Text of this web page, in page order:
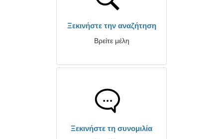
Ξεκινήστε την αναζήτηση
Βρείτε μέλη
Ξεκινήστε τη συνομιλία